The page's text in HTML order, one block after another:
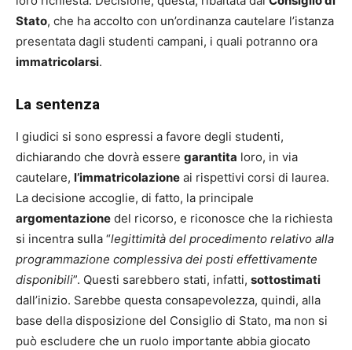
Stato, che ha accolto con un’ordinanza cautelare l’istanza
presentata dagli studenti campani, i quali potranno ora
immatricolarsi.
La sentenza
I giudici si sono espressi a favore degli studenti,
dichiarando che dovrà essere garantita loro, in via
cautelare, l’immatricolazione ai rispettivi corsi di laurea.
La decisione accoglie, di fatto, la principale
argomentazione del ricorso, e riconosce che la richiesta
si incentra sulla “legittimità del procedimento relativo alla
programmazione complessiva dei posti effettivamente
disponibili”. Questi sarebbero stati, infatti, sottostimati
dall’inizio. Sarebbe questa consapevolezza, quindi, alla
base della disposizione del Consiglio di Stato, ma non si
può escludere che un ruolo importante abbia giocato